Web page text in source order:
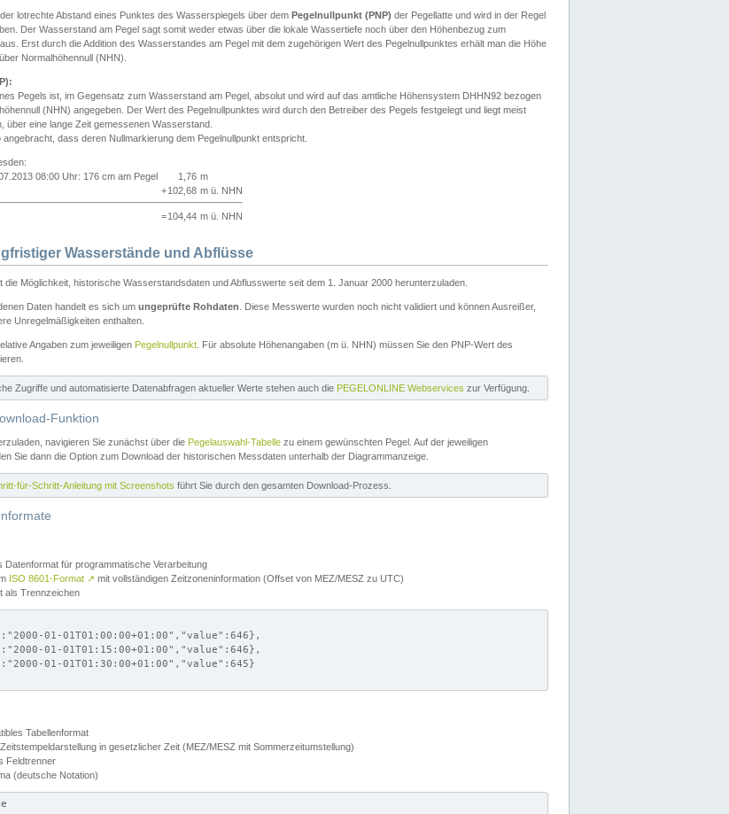
lotrechte Abstand eines Punktes des Wasserspiegels über dem Pegelnullpunkt (PNP) der Pegellatte und wird in der Regel
Der Wasserstand am Pegel sagt somit weder etwas über die lokale Wassertiefe noch über den Höhenbezug zum
Erst durch die Addition des Wasserstandes am Pegel mit dem zugehörigen Wert des Pegelnullpunktes erhält man die Höhe
Normalhöhennull (NHN).
Pegels ist, im Gegensatz zum Wasserstand am Pegel, absolut und wird auf das amtliche Höhensystem DHHN92 bezogen
(NHN) angegeben. Der Wert des Pegelnullpunktes wird durch den Betreiber des Pegels festgelegt und liegt meist
über eine lange Zeit gemessenen Wasserstand.
angebracht, dass deren Nullmarkierung dem Pegelnullpunkt entspricht.
08:00 Uhr: 176 cm am Pegel
1,76 m
+102,68 m ü. NHN
=104,44 m ü. NHN
Wasserstände und Abflüsse
die Möglichkeit, historische Wasserstandsdaten und Abflusswerte seit dem 1. Januar 2000 herunterzuladen.
Daten handelt es sich um ungeprüfte Rohdaten . Diese Messwerte wurden noch nicht validiert und können Ausreißer,
Unregelmäßigkeiten enthalten.
Angaben zum jeweiligen Pegelnullpunkt . Für absolute Höhenangaben (m ü. NHN) müssen Sie den PNP-Wert des
Zugriffe und automatisierte Datenabfragen aktueller Werte stehen auch die PEGELONLINE Webservices zur Verfügung.
Funktion
navigieren Sie zunächst über die Pegelauswahl-Tabelle zu einem gewünschten Pegel. Auf der jeweiligen
Sie dann die Option zum Download der historischen Messdaten unterhalb der Diagrammanzeige.
für-Schritt-Anleitung mit Screenshots führt Sie durch den gesamten Download-Prozess.
Datenformat für programmatische Verarbeitung
ISO 8601-Format ↗ mit vollständigen Zeitzoneninformation (Offset von MEZ/MESZ zu UTC)
als Trennzeichen
01-01T01:00:00+01:00","value":646},
01-01T01:15:00+01:00","value":646},
01-01T01:30:00+01:00","value":645}
Tabellenformat
in gesetzlicher Zeit (MEZ/MESZ mit Sommerzeitumstellung)
Feldtrenner
(deutsche Notation)